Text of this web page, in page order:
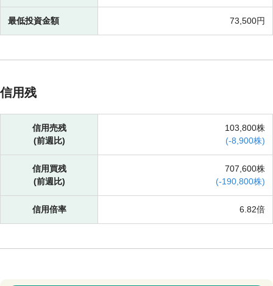
最低投資金額 73,500円
信用残
信用売残
(前週比)
103,800株
(-8,900株)
信用買残
(前週比)
707,600株
(-190,800株)
信用倍率 6.82倍